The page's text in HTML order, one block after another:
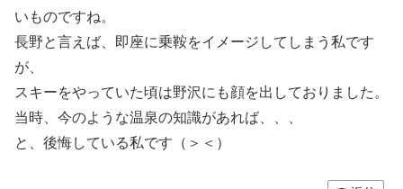
いものですね。
長野と言えば、即座に乗鞍をイメージしてしまう私です
が、
スキーをやっていた頃は野沢にも顔を出しておりました。
当時、今のような温泉の知識があれば、、、
と、後悔している私です（＞＜）